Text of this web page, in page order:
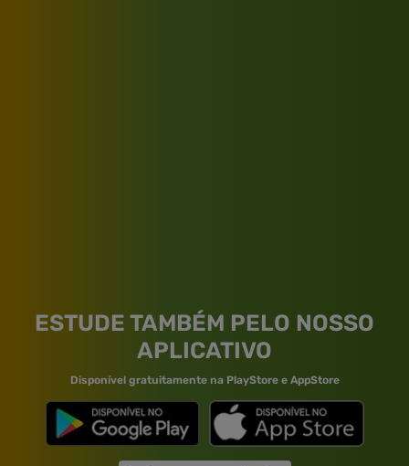
ESTUDE TAMBÉM PELO NOSSO
APLICATIVO
Disponível gratuitamente na PlayStore e AppStore